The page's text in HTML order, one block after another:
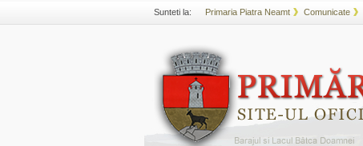
Sunteti la: Primaria Piatra Neamt Comunicate